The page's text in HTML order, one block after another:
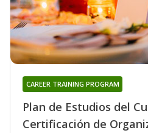
Plan de Estudios del
Certificación de
CAREER TRAINING PROGRAM